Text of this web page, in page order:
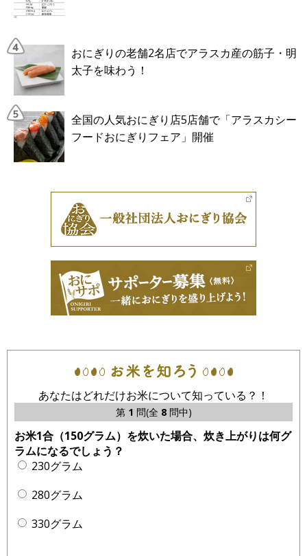
おにぎりの老舗2名店でアラスカ産の筋子・明
太子を味わう！
全国の人気おにぎり店5店舗で「アラスカシー
フードおにぎりフェア」開催
あなたはどれだけお米について知っている？！
第 1 問(全 8問中)
お米1合（150グラム）を炊いた場合、炊き上がりは何グ
ラムになるでしょう？
230グラム
280グラム
330グラム